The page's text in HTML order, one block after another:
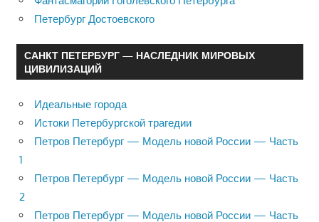
Петербург Достоевского
САНКТ ПЕТЕРБУРГ — НАСЛЕДНИК МИРОВЫХ
ЦИВИЛИЗАЦИЙ
Идеальные города
Истоки Петербургской трагедии
Петров Петербург — Модель новой России — Часть
1
Петров Петербург — Модель новой России — Часть
2
Петров Петербург — Модель новой России — Часть